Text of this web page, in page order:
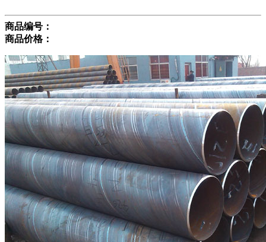
商品编号：
商品价格：